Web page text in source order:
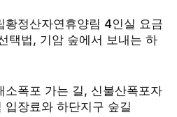
황정산자연휴양림 4인실 요금
택법, 기암 숲에서 보내는 하
소폭포 가는 길, 신불산폭포자
입장료와 하단지구 숲길